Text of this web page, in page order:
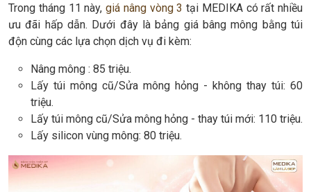
Trong tháng 11 này, giá nâng vòng 3 tại MEDIKA có rất nhiều
ưu đãi hấp dẫn. Dưới đây là bảng giá bâng mông bằng túi
độn cùng các lựa chọn dịch vụ đi kèm:
Nâng mông : 85 triệu.
Lấy túi mông cũ/Sửa mông hỏng - không thay túi: 60
triệu.
Lấy túi mông cũ/Sửa mông hỏng - thay túi mới: 110 triệu.
Lấy silicon vùng mông: 80 triệu.